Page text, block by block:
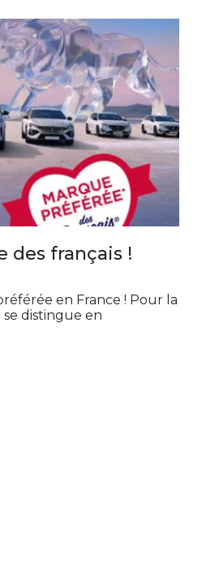
des français !
en France ! Pour la
distingue en